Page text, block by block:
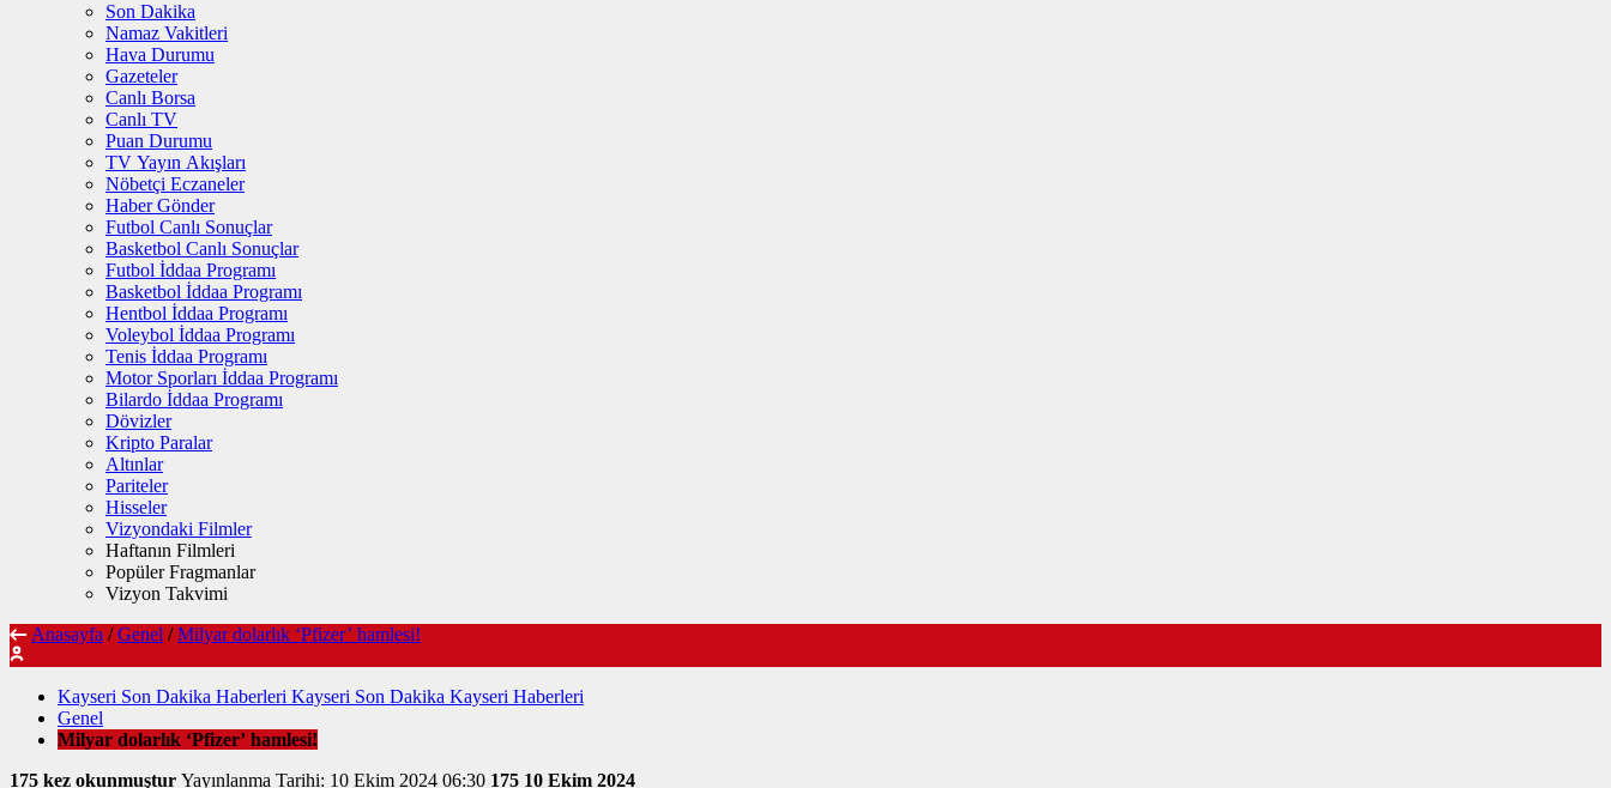
Son Dakika
Namaz Vakitleri
Hava Durumu
Gazeteler
Canlı Borsa
Canlı TV
Puan Durumu
TV Yayın Akışları
Nöbetçi Eczaneler
Haber Gönder
Futbol Canlı Sonuçlar
Basketbol Canlı Sonuçlar
Futbol İddaa Programı
Basketbol İddaa Programı
Hentbol İddaa Programı
Voleybol İddaa Programı
Tenis İddaa Programı
Motor Sporları İddaa Programı
Bilardo İddaa Programı
Dövizler
Kripto Paralar
Altınlar
Pariteler
Hisseler
Vizyondaki Filmler
Haftanın Filmleri
Popüler Fragmanlar
Vizyon Takvimi
Anasayfa / Genel / Milyar dolarlık ‘Pfizer’ hamlesi!
Kayseri Son Dakika Haberleri Kayseri Son Dakika Kayseri Haberleri
Genel
Milyar dolarlık ‘Pfizer’ hamlesi!
175 kez okunmuştur
Yayınlanma Tarihi: 10 Ekim 2024 06:30 175 10 Ekim 2024